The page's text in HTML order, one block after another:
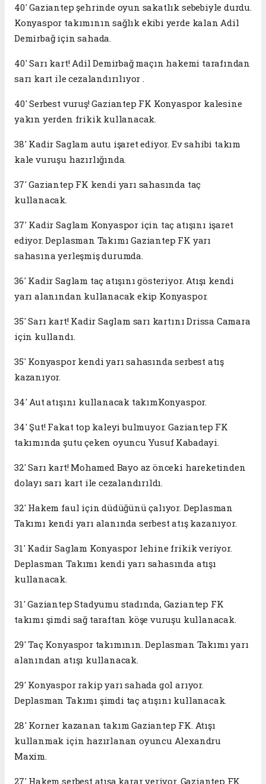
40' Gaziantep şehrinde oyun sakatlık sebebiyle durdu.
Konyaspor takımının sağlık ekibi yerde kalan Adil
Demirbağ için sahada.
40' Sarı kart! Adil Demirbağ maçın hakemi tarafından
sarı kart ile cezalandırılıyor .
40' Serbest vuruş! Gaziantep FK Konyaspor kalesine
yakın yerden frikik kullanacak.
38' Kadir Saglam autu işaret ediyor. Ev sahibi takım
kale vuruşu hazırlığında.
37' Gaziantep FK kendi yarı sahasında taç
kullanacak.
37' Kadir Saglam Konyaspor için taç atışını işaret
ediyor. Deplasman Takımı Gaziantep FK yarı
sahasına yerleşmiş durumda.
36' Kadir Saglam taç atışını gösteriyor. Atışı kendi
yarı alanından kullanacak ekip Konyaspor.
35' Sarı kart! Kadir Saglam sarı kartını Drissa Camara
için kullandı.
35' Konyaspor kendi yarı sahasında serbest atış
kazanıyor.
34' Aut atışını kullanacak takımKonyaspor.
34' Şut! Fakat top kaleyi bulmuyor. Gaziantep FK
takımında şutu çeken oyuncu Yusuf Kabadayi.
32' Sarı kart! Mohamed Bayo az önceki hareketinden
dolayı sarı kart ile cezalandırıldı.
32' Hakem faul için düdüğünü çalıyor. Deplasman
Takımı kendi yarı alanında serbest atış kazanıyor.
31' Kadir Saglam Konyaspor lehine frikik veriyor.
Deplasman Takımı kendi yarı sahasında atışı
kullanacak.
31' Gaziantep Stadyumu stadında, Gaziantep FK
takımı şimdi sağ taraftan köşe vuruşu kullanacak.
29' Taç Konyaspor takımının. Deplasman Takımı yarı
alanından atışı kullanacak.
29' Konyaspor rakip yarı sahada gol arıyor.
Deplasman Takımı şimdi taç atışını kullanacak.
28' Korner kazanan takım Gaziantep FK. Atışı
kullanmak için hazırlanan oyuncu Alexandru
Maxim.
27' Hakem serbest atışa karar veriyor. Gaziantep FK